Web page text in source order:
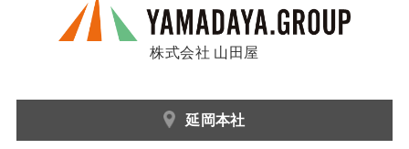
株式会社 山田屋
延岡本社